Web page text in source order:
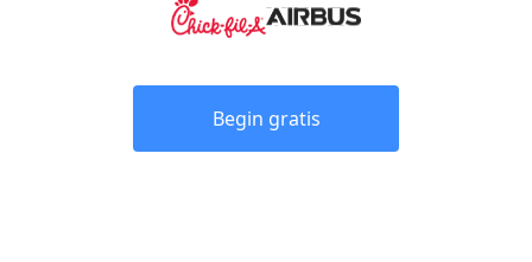
Begin gratis